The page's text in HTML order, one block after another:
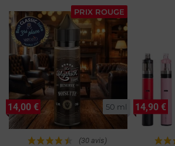
PRIX ROUGE
50 ml
(30 avis)
14,00 € 14,90 €